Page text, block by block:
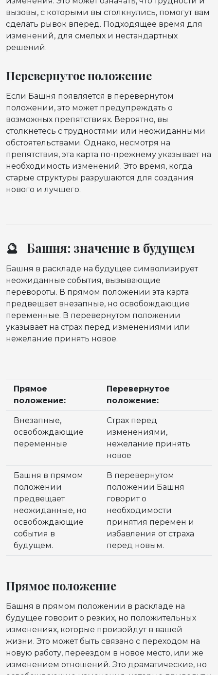
вызовы, с которыми вы столкнулись, помогут вам
сделать рывок вперед. Подходящее время для
изменений, для смелых и нестандартных
решений.
Перевернутое положение
Если Башня появляется в перевернутом
положении, это может предупреждать о
возможных препятствиях. Вероятно, вы
столкнетесь с трудностями или неожиданными
обстоятельствами. Однако, несмотря на
препятствия, эта карта по-прежнему указывает на
необходимость изменений. Это время, когда
старые структуры разрушаются для создания
нового и лучшего.
🔮 Башня: значение в будущем
Башня в раскладе на будущее символизирует
неожиданные события, вызывающие
перевороты. В прямом положении эта карта
предвещает внезапные, но освобождающие
переменные. В перевернутом положении
указывает на страх перед изменениями или
нежелание принять новое.
Прямое
положение:
Перевернутое
положение:
Внезапные,
освобождающие
переменные
Страх перед
изменениями,
нежелание принять
новое
Башня в прямом
положении
предвещает
неожиданные, но
освобождающие
события в
будущем.
В перевернутом
положении Башня
говорит о
необходимости
принятия перемен и
избавления от страха
перед новым.
Прямое положение
Башня в прямом положении в раскладе на
будущее говорит о резких, но положительных
изменениях, которые произойдут в вашей
жизни. Это может быть связано с переходом на
новую работу, переездом в новое место, или же
изменением отношений. Это драматические, но